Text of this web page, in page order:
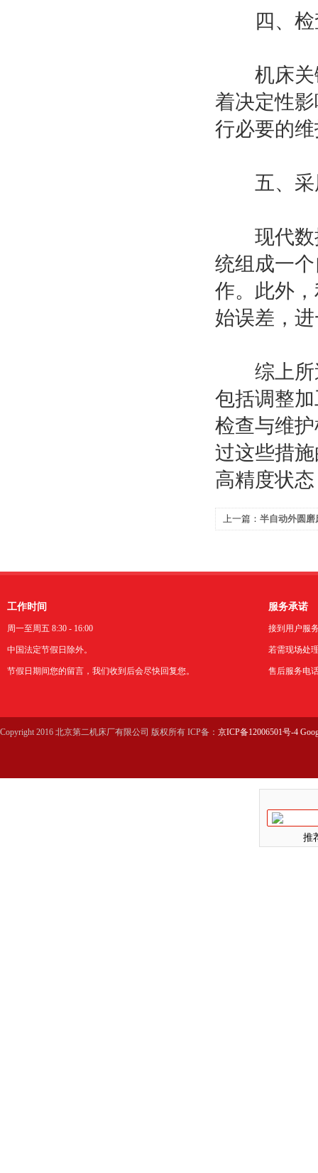
四、检
机床关键
着决定性
行必要的
五、采
现代数控
统组成一
作。此外
始误差，
综上所述
包括调整
检查与维
过这些措
高精度状
上一篇： 半自动外圆磨
工作时间
周一至周五 8:30 - 16:00
中国法定节假日除外。
节假日期间您的留言，我们收到后会尽快回复您。
服务承诺
接到用户服
若需现场处
售后服务电
Copyright 2016 北京第二机床厂有限公司 版权所有 ICP备： 京ICP备12006501号-4
推